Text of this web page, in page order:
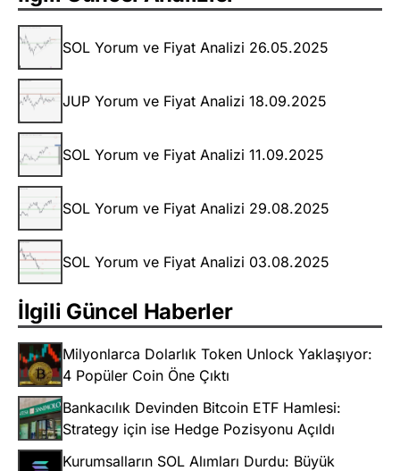
SOL Yorum ve Fiyat Analizi 26.05.2025
JUP Yorum ve Fiyat Analizi 18.09.2025
SOL Yorum ve Fiyat Analizi 11.09.2025
SOL Yorum ve Fiyat Analizi 29.08.2025
SOL Yorum ve Fiyat Analizi 03.08.2025
İlgili Güncel Haberler
Milyonlarca Dolarlık Token Unlock Yaklaşıyor:
4 Popüler Coin Öne Çıktı
Bankacılık Devinden Bitcoin ETF Hamlesi:
Strategy için ise Hedge Pozisyonu Açıldı
Kurumsalların SOL Alımları Durdu: Büyük